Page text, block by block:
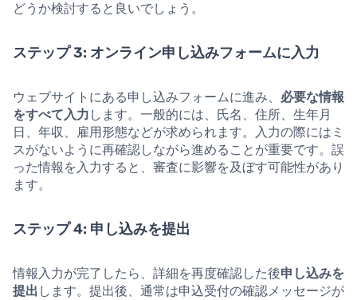
どうか検討すると良いでしょう。
ステップ 3: オンライン申し込みフォームに入力
ウェブサイトにある申し込みフォームに進み、 必要な情報
をすべて入力 します。一般的には、氏名、住所、生年月
日、年収、雇用形態などが求められます。入力の際にはミ
スがないように再確認しながら進めることが重要です。誤
った情報を入力すると、審査に影響を及ぼす可能性があり
ます。
ステップ 4: 申し込みを提出
情報入力が完了したら、詳細を再度確認した後申し込みを
提出 します。提出後、通常は申込受付の確認メッセージが